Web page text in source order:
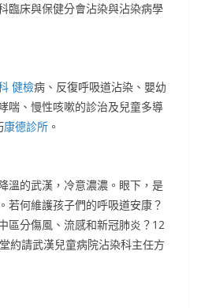
臨床與保健分會沾染與沾染病學
健檢病、反復呼吸道沾染、嬰幼
喘、慢性咳嗽的診治及兒童多導
康德診所 。
的武漢，冷意濃濃。眼下，是
若何維護孩子們的呼吸道安康？
區分傷風、流感和新冠肺炎？12
約請武漢兒童病院沾染科主任方